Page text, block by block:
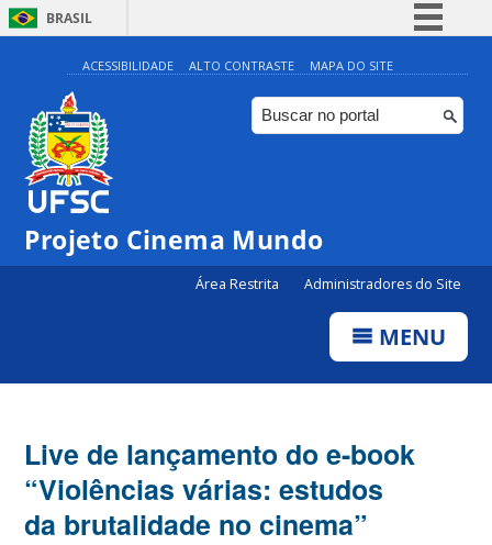
BRASIL
Simplifique!
Comunica BR
Participe
ACESSIBILIDADE ALTO CONTRASTE MAPA DO SITE
Projeto Cinema Mundo
Área Restrita Administradores do Site
MENU
Live de lançamento do e-book
“Violências várias: estudos
da brutalidade no cinema”